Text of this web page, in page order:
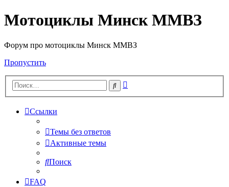
Мотоциклы Минск ММВЗ
Форум про мотоциклы Минск ММВЗ
Пропустить
Поиск
Ссылки
Темы без ответов
Активные темы
Поиск
FAQ